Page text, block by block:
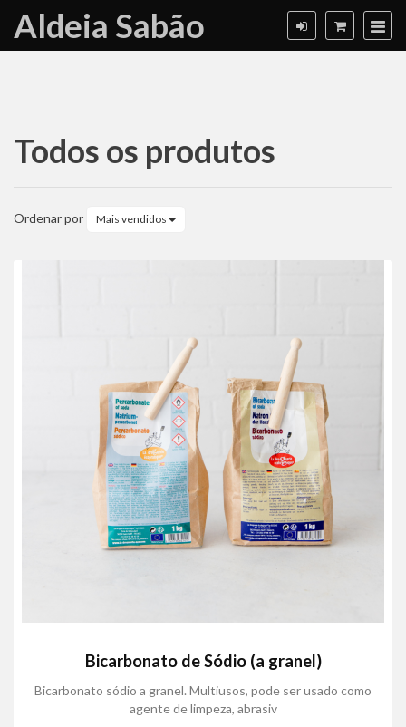
Aldeia Sabão
Todos os produtos
os
Ordenar por Mais vendidos
Bicarbonato de Sódio (a granel)
Bicarbonato sódio a granel. Multiusos, pode ser usado como
agente de limpeza, abrasiv